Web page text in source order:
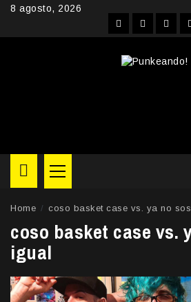
Skip8 agosto, 2026
FacebookInstagram
Primary
Menu
Home coso basket case vs. ya no
coso basket case vs.
igual